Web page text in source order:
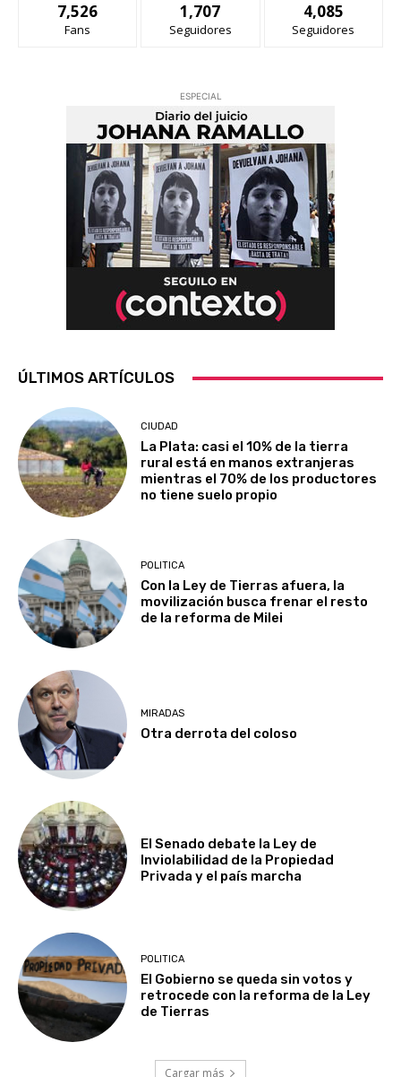
7,526
Fans
1,707
Seguidores
4,085
Seguidores
ESPECIAL
ÚLTIMOS ARTÍCULOS
CIUDAD
La Plata: casi el 10% de la tierra
rural está en manos extranjeras
mientras el 70% de los productores
no tiene suelo propio
POLITICA
Con la Ley de Tierras afuera, la
movilización busca frenar el resto
de la reforma de Milei
MIRADAS
Otra derrota del coloso
El Senado debate la Ley de
Inviolabilidad de la Propiedad
Privada y el país marcha
POLITICA
El Gobierno se queda sin votos y
retrocede con la reforma de la Ley
de Tierras
Cargar más